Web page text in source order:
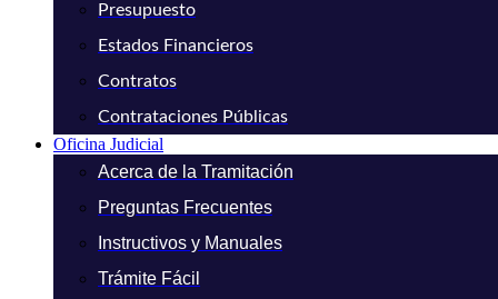
Presupuesto
Estados Financieros
Contratos
Contrataciones Públicas
Oficina Judicial
Acerca de la Tramitación
Preguntas Frecuentes
Instructivos y Manuales
Trámite Fácil